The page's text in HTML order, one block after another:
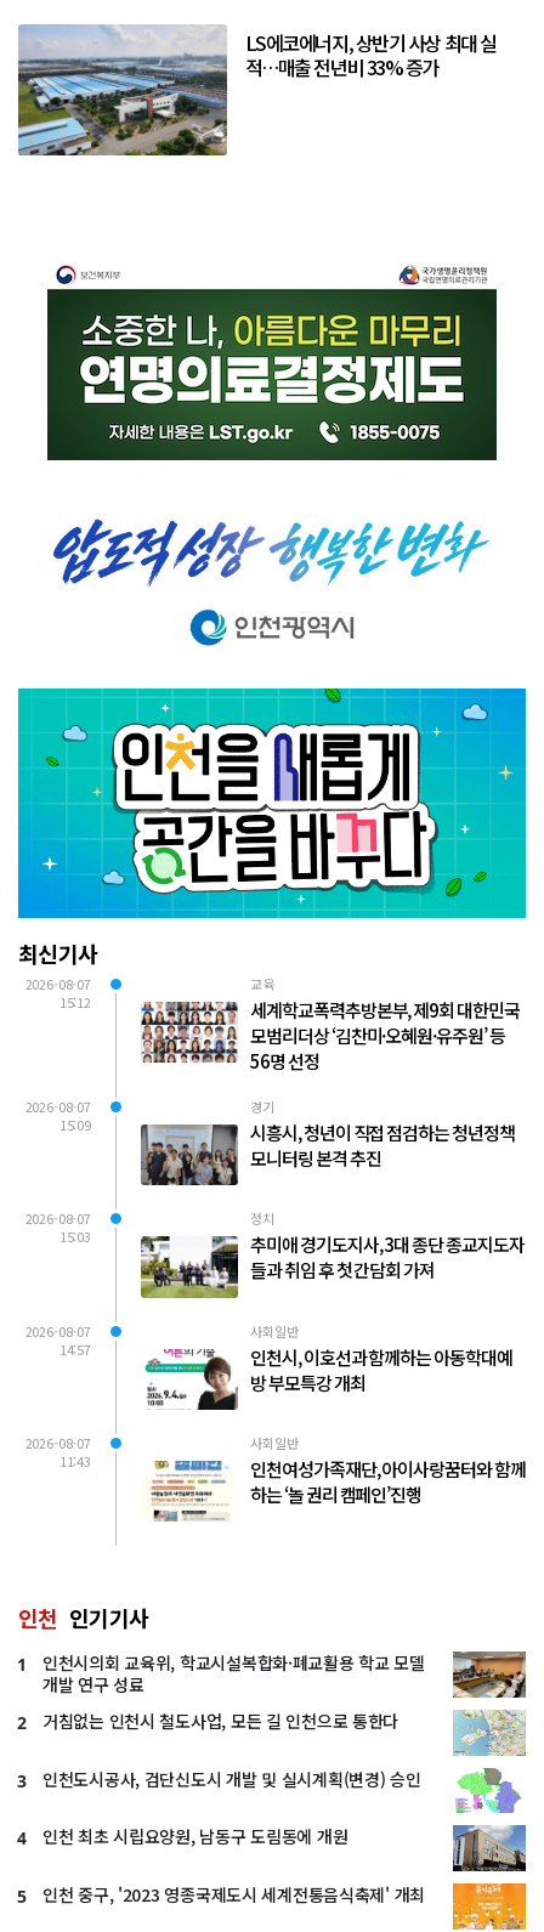
LS에코에너지, 상반기 사상 최대 실
적…매출 전년비 33% 증가
최신기사
2026-08-07
15:12
교육
세계학교폭력추방본부, 제9회 대한민국
모범리더상 ‘김찬미·오혜원·유주원’ 등
56명 선정
2026-08-07
15:09
경기
시흥시, 청년이 직접 점검하는 청년정책
모니터링 본격 추진
2026-08-07
15:03
정치
추미애 경기도지사, 3대 종단 종교지도자
들과 취임 후 첫 간담회 가져
2026-08-07
14:57
사회일반
인천시, 이호선과 함께하는 아동학대예
방 부모특강 개최
2026-08-07
11:43
사회일반
인천여성가족재단, 아이사랑꿈터와 함께
하는 ‘놀 권리 캠페인’진행
인천 인기기사
1
인천시의회 교육위, 학교시설복합화·폐교활용 학교 모델
개발 연구 성료
2 거침없는 인천시 철도사업, 모든 길 인천으로 통한다
3 인천도시공사, 검단신도시 개발 및 실시계획(변경) 승인
4 인천 최초 시립요양원, 남동구 도림동에 개원
5 인천 중구, '2023 영종국제도시 세계전통음식축제' 개최